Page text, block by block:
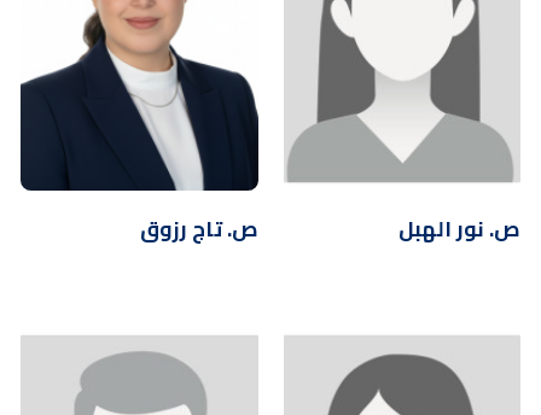
ص. نور الهبل ص. تاج رزوق